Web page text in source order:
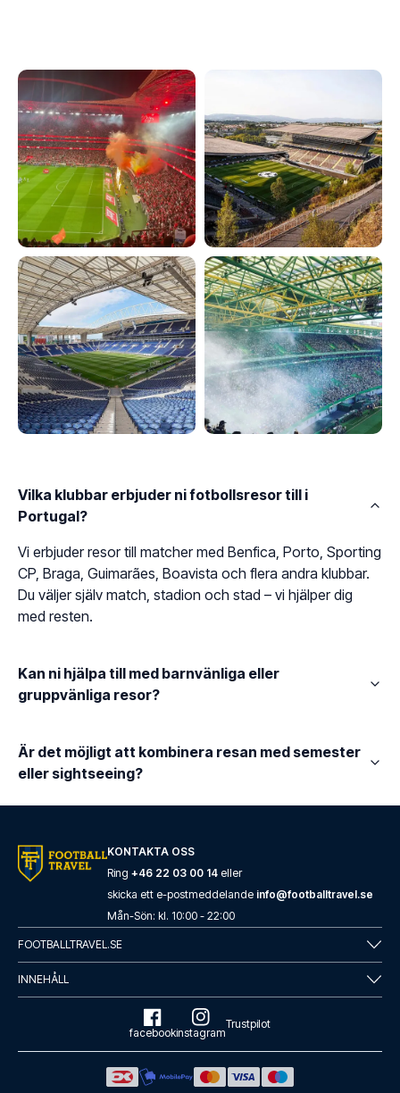
Vilka klubbar erbjuder ni fotbollsresor till i
Portugal?
Vi erbjuder resor till matcher med Benfica, Porto, Sporting
CP, Braga, Guimarães, Boavista och flera andra klubbar.
Du väljer själv match, stadion och stad – vi hjälper dig
med resten.
Kan ni hjälpa till med barnvänliga eller
gruppvänliga resor?
Är det möjligt att kombinera resan med semester
eller sightseeing?
KONTAKTA OSS
Ring +46 22 03 00 14 eller
skicka ett e-postmeddelande info@footballtravel.se
Mån-Sön: kl. 10:00 - 22:00
FOOTBALLTRAVEL.SE
INNEHÅLL
facebookinstagram
Trustpilot